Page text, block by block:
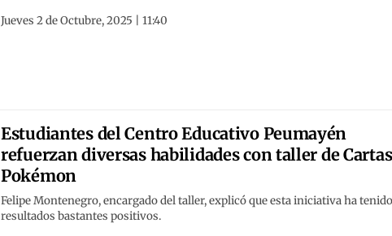
Jueves 2 de Octubre, 2025 | 11:40
Estudiantes del Centro Educativo Peumayén
refuerzan diversas habilidades con taller de Cartas
Pokémon
Felipe Montenegro, encargado del taller, explicó que esta iniciativa ha
resultados bastantes positivos.